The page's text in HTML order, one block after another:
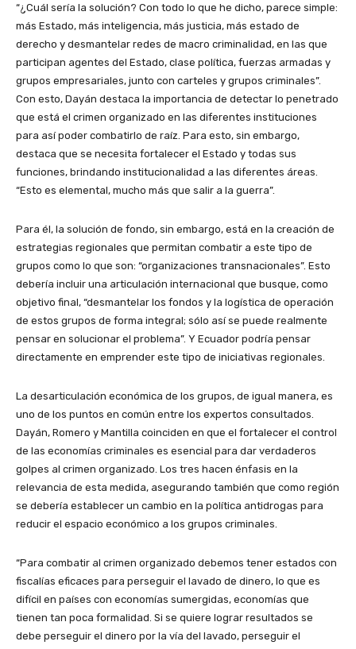
“¿Cuál sería la solución? Con todo lo que he dicho, parece simple:
más Estado, más inteligencia, más justicia, más estado de
derecho y desmantelar redes de macro criminalidad, en las que
participan agentes del Estado, clase política, fuerzas armadas y
grupos empresariales, junto con carteles y grupos criminales”.
Con esto, Dayán destaca la importancia de detectar lo penetrado
que está el crimen organizado en las diferentes instituciones
para así poder combatirlo de raíz. Para esto, sin embargo,
destaca que se necesita fortalecer el Estado y todas sus
funciones, brindando institucionalidad a las diferentes áreas.
“Esto es elemental, mucho más que salir a la guerra”.
Para él, la solución de fondo, sin embargo, está en la creación de
estrategias regionales que permitan combatir a este tipo de
grupos como lo que son: “organizaciones transnacionales”. Esto
debería incluir una articulación internacional que busque, como
objetivo final, “desmantelar los fondos y la logística de operación
de estos grupos de forma integral; sólo así se puede realmente
pensar en solucionar el problema”. Y Ecuador podría pensar
directamente en emprender este tipo de iniciativas regionales.
La desarticulación económica de los grupos, de igual manera, es
uno de los puntos en común entre los expertos consultados.
Dayán, Romero y Mantilla coinciden en que el fortalecer el control
de las economías criminales es esencial para dar verdaderos
golpes al crimen organizado. Los tres hacen énfasis en la
relevancia de esta medida, asegurando también que como región
se debería establecer un cambio en la política antidrogas para
reducir el espacio económico a los grupos criminales.
“Para combatir al crimen organizado debemos tener estados con
fiscalías eficaces para perseguir el lavado de dinero, lo que es
difícil en países con economías sumergidas, economías que
tienen tan poca formalidad. Si se quiere lograr resultados se
debe perseguir el dinero por la vía del lavado, perseguir el